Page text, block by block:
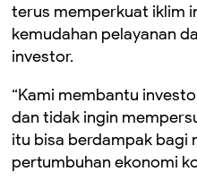
terus memperkuat iklim
kemudahan pelayanan
investor.
“Kami membantu
dan tidak ingin
itu bisa berdampak bagi
pertumbuhan ekonomi